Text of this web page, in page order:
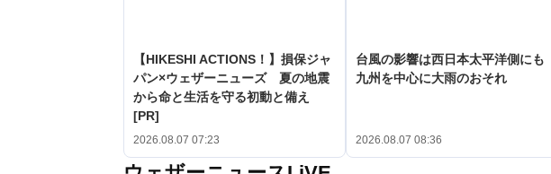
【HIKESHI ACTIONS！】損保ジャ
パン×ウェザーニューズ 夏の地震
から命と生活を守る初動と備え
[PR]
2026.08.07 07:23
台風の影響は西日本太平洋側にも
九州を中心に大雨のおそれ
2026.08.07 08:36